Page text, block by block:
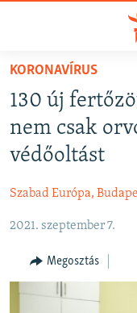
Ugrás
fő
oldalra
Ugrás
tartalomjegyzékre
NAPIRENDEN
AKTUÁLIS
PODCASTOK
ELEMZŐ
NER15
SZABADON
TÁRSADALOM
KORONAVÍRUS
130 új
nem csak
védőoltást
Szabad Európa,
2021. szeptember 7.
Megosztás